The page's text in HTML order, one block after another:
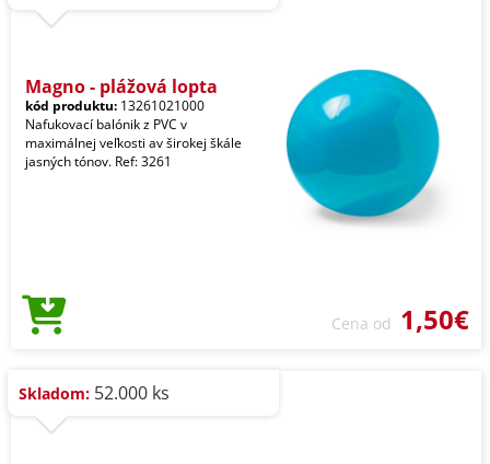
Magno - plážová lopta
kód produktu: 13261021000
Nafukovací balónik z PVC v
maximálnej veľkosti av širokej škále
jasných tónov. Ref: 3261
Cena od 1,50€
Skladom: 52.000 ks